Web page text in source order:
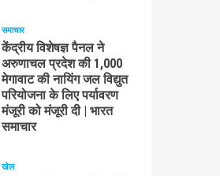
समाचार
केंद्रीय विशेषज्ञ पैनल ने
अरुणाचल प्रदेश की 1,000
मेगावाट की नायिंग जल विद्युत
परियोजना के लिए पर्यावरण
मंजूरी को मंजूरी दी | भारत
समाचार
खेल